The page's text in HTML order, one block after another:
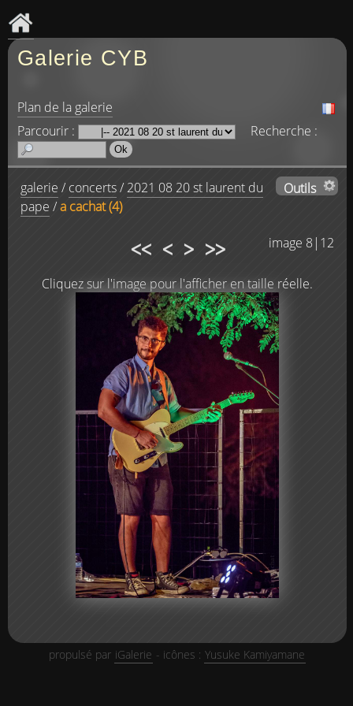
Galerie CYB
Plan de la galerie
Parcourir :
Recherche :
Outils
galerie / concerts/ 2021 08 20 st laurent du
pape /a cachat (4)
image 8|12
<< < > >>
Cliquez sur l'image pour l'afficher en taille réelle.
propulsé par iGalerie - icônes : Yusuke Kamiyamane